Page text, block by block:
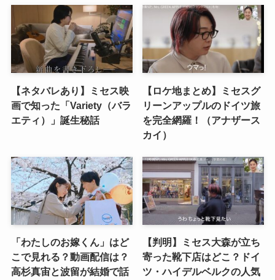
【ネタバレあり】ミセス映
画で知った「Variety（バラ
エティ）」誕生秘話
【ロケ地まとめ】ミセスグ
リーンアップルのドイツ旅
を完全網羅！（アナザース
カイ）
「わたしのお嫁くん」はど
こで見れる？動画配信は？
高杉真宙と波留が結婚で話
【判明】ミセス大森が立ち
寄った靴下店はどこ？ドイ
ツ・ハイデルベルクの人気